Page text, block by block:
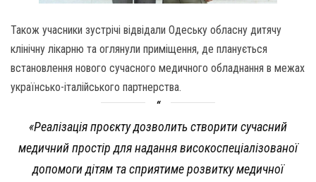
Також учасники зустрічі відвідали Одеську обласну дитячу
клінічну лікарню та оглянули приміщення, де планується
встановлення нового сучасного медичного обладнання в межах
українсько-італійського партнерства.
«Реалізація проєкту дозволить створити сучасний
медичний простір для надання високоспеціалізованої
допомоги дітям та сприятиме розвитку медичної